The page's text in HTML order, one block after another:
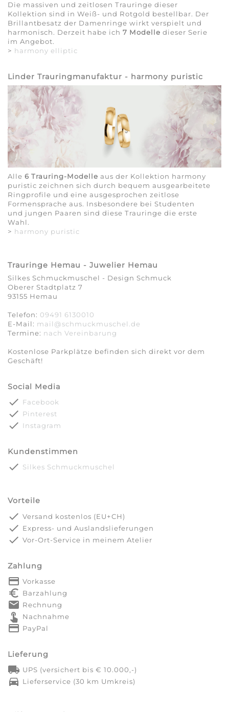
Die massiven und zeitlosen Trauringe dieser
Kollektion sind in Weiß- und Rotgold bestellbar. Der
Brillantbesatz der Damenringe wirkt verspielt und
harmonisch. Derzeit habe ich 7 Modelle dieser Serie
im Angebot.
> harmony elliptic
Linder Trauringmanufaktur - harmony puristic
Alle 6 Trauring-Modelle aus der Kollektion harmony
puristic zeichnen sich durch bequem ausgearbeitete
Ringprofile und eine ausgesprochen zeitlose
Formensprache aus. Insbesondere bei Studenten
und jungen Paaren sind diese Trauringe die erste
Wahl.
> harmony puristic
Trauringe Hemau - Juwelier Hemau
Silkes Schmuckmuschel - Design Schmuck
Oberer Stadtplatz 7
93155 Hemau
Telefon: 09491 6130010
E-Mail: mail@schmuckmuschel.de
Termine: nach Vereinbarung​​​​​​​
Kostenlose Parkplätze befinden sich direkt vor dem
Geschäft!
Social Media
done Facebook
done Pinterest
done Instagram
Kundenstimmen
done Silkes Schmuckmuschel
Vorteile
done Versand kostenlos (EU+CH)
done Express- und Auslandslieferungen
done Vor-Ort-Service in meinem Atelier
Zahlung
payment Vorkasse
euro_symbol Barzahlung
markunread Rechnung
touch_app Nachnahme
credit_card PayPal
Lieferung
local_shipping UPS (versichert bis € 10.000,-)
directions_car Lieferservice (30 km Umkreis)